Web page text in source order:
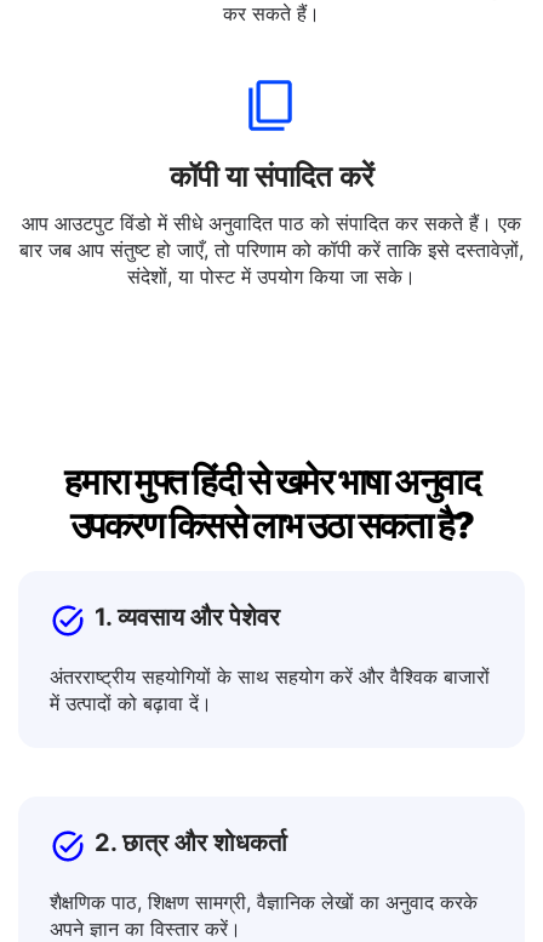
कर सकते हैं।
कॉपी या संपादित करें
आप आउटपुट विंडो में सीधे अनुवादित पाठ को संपादित कर सकते हैं। एक
बार जब आप संतुष्ट हो जाएँ, तो परिणाम को कॉपी करें ताकि इसे दस्तावेज़ों,
संदेशों, या पोस्ट में उपयोग किया जा सके।
हमारा मुफ्त हिंदी से खमेर भाषा अनुवाद
उपकरण किससे लाभ उठा सकता है?
1. व्यवसाय और पेशेवर
अंतरराष्ट्रीय सहयोगियों के साथ सहयोग करें और वैश्विक बाजारों
में उत्पादों को बढ़ावा दें।
2. छात्र और शोधकर्ता
शैक्षणिक पाठ, शिक्षण सामग्री, वैज्ञानिक लेखों का अनुवाद करके
अपने ज्ञान का विस्तार करें।